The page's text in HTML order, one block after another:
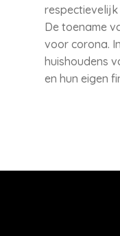
respectievelijk
De toename
voor corona.
huishoudens
en hun eigen